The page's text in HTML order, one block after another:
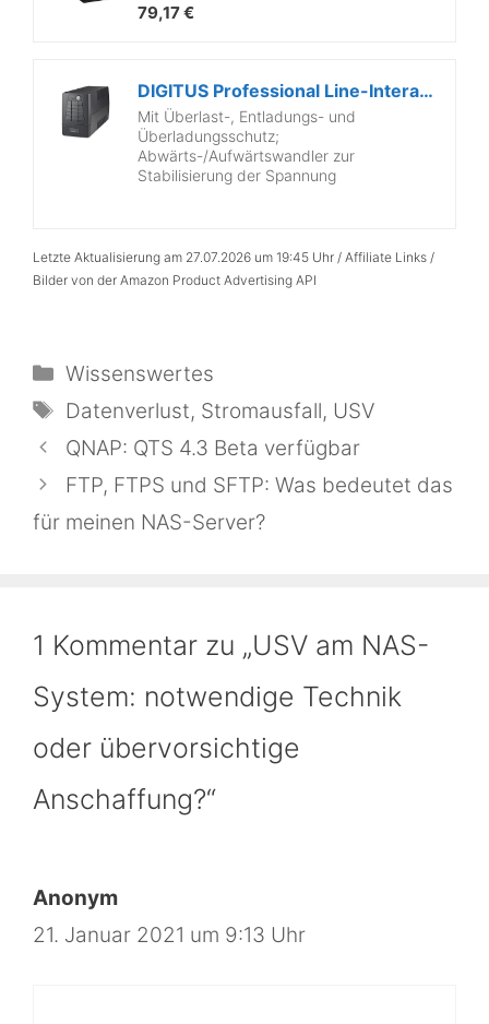
79,17 €
DIGITUS Professional Line-Interactive USV Anlage...
Mit Überlast-, Entladungs- und
Überladungsschutz;
Abwärts-/Aufwärtswandler zur
Stabilisierung der Spannung
Letzte Aktualisierung am 27.07.2026 um 19:45 Uhr / Affiliate Links /
Bilder von der Amazon Product Advertising API
Kategorien
Wissenswertes
Schlagwörter
Datenverlust, Stromausfall, USV
QNAP: QTS 4.3 Beta verfügbar
FTP, FTPS und SFTP: Was bedeutet das
für meinen NAS-Server?
1 Kommentar zu „USV am NAS-
System: notwendige Technik
oder übervorsichtige
Anschaffung?“
Anonym
21. Januar 2021 um 9:13 Uhr